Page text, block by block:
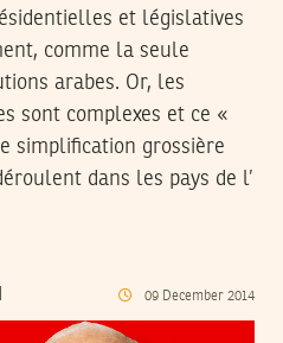
et législatives
comme la seule
arabes. Or, les
sont complexes et ce «
simplification grossière
dans les pays de l’
09 December 2014